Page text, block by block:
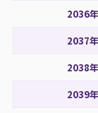
2036年
2037年
2038年
2039年